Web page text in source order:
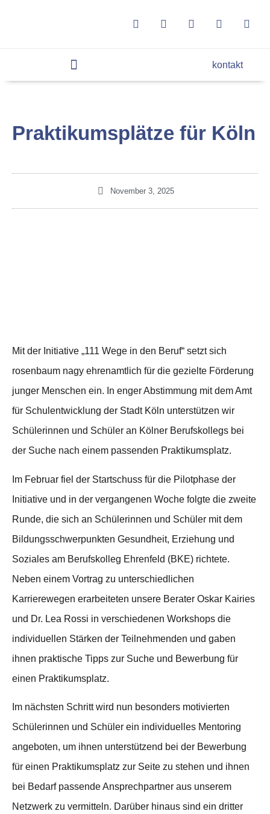
kontakt
Praktikumsplätze für Köln
November 3, 2025
Mit der Initiative „111 Wege in den Beruf“ setzt sich
rosenbaum nagy ehrenamtlich für die gezielte Förderung
junger Menschen ein. In enger Abstimmung mit dem Amt
für Schulentwicklung der Stadt Köln unterstützen wir
Schülerinnen und Schüler an Kölner Berufskollegs bei
der Suche nach einem passenden Praktikumsplatz.
Im Februar fiel der Startschuss für die Pilotphase der
Initiative und in der vergangenen Woche folgte die zweite
Runde, die sich an Schülerinnen und Schüler mit dem
Bildungsschwerpunkten Gesundheit, Erziehung und
Soziales am Berufskolleg Ehrenfeld (BKE) richtete.
Neben einem Vortrag zu unterschiedlichen
Karrierewegen erarbeiteten unsere Berater Oskar Kairies
und Dr. Lea Rossi in verschiedenen Workshops die
individuellen Stärken der Teilnehmenden und gaben
ihnen praktische Tipps zur Suche und Bewerbung für
einen Praktikumsplatz.
Im nächsten Schritt wird nun besonders motivierten
Schülerinnen und Schüler ein individuelles Mentoring
angeboten, um ihnen unterstützend bei der Bewerbung
für einen Praktikumsplatz zur Seite zu stehen und ihnen
bei Bedarf passende Ansprechpartner aus unserem
Netzwerk zu vermitteln. Darüber hinaus sind ein dritter